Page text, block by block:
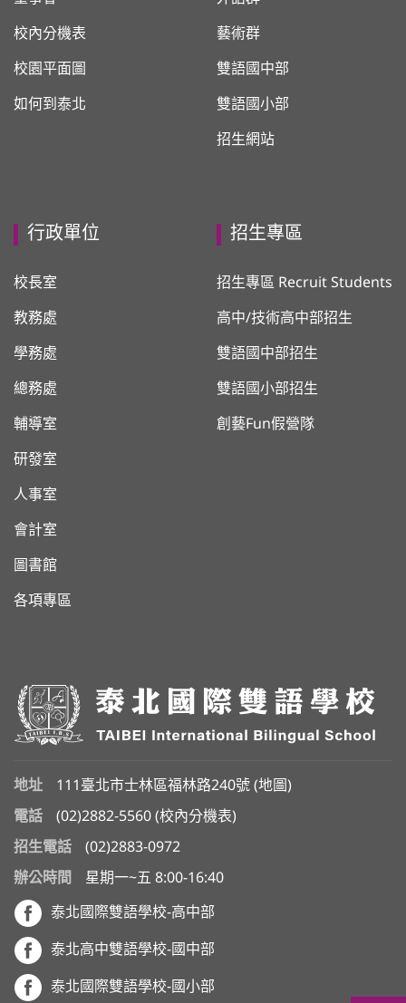
校內分機表
校園平面圖
如何到泰北
藝術群
雙語國中部
雙語國小部
招生網站
行政單位
校長室
教務處
學務處
總務處
輔導室
研發室
人事室
會計室
圖書館
各項專區
招生專區
招生專區 Recruit Students
高中/技術高中部招生
雙語國中部招生
雙語國小部招生
創藝Fun假營隊
地址 111臺北市士林區福林路240號 (地圖 )
電話
(02)2882-5560 (校內分機表)
招生電話
(02)2883-0972
辦公時間
星期一~五 8:00-16:40
泰北國際雙語學校-高中部
泰北高中雙語學校-國中部
泰北國際雙語學校-國小部